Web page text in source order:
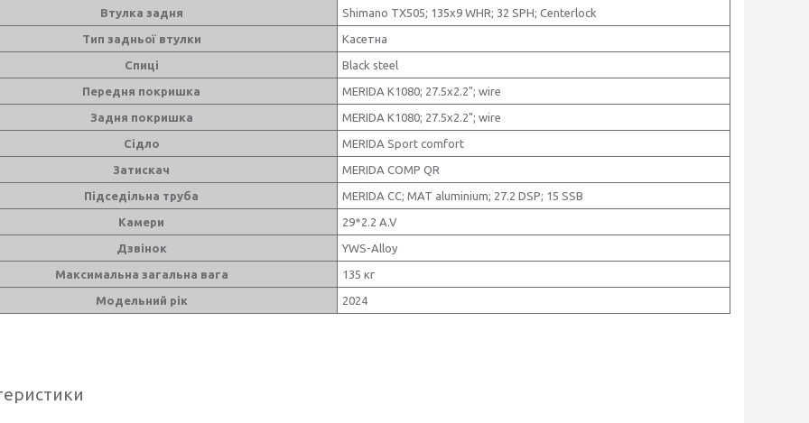
Втулка задня Shimano TX505; 135x9 WHR; 32 SPH; Centerlock
Тип задньої втулки Касетна
Спиці Black steel
Передня покришка MERIDA K1080; 27.5x2.2"; wire
Задня покришка MERIDA K1080; 27.5x2.2"; wire
Сідло MERIDA Sport comfort
Затискач MERIDA COMP QR
Підседільна труба MERIDA CC; MAT aluminium; 27.2 DSP; 15 SSB
Камери 29*2.2 A.V
Дзвінок YWS-Alloy
Максимальна загальна вага 135 кг
Модельний рік 2024